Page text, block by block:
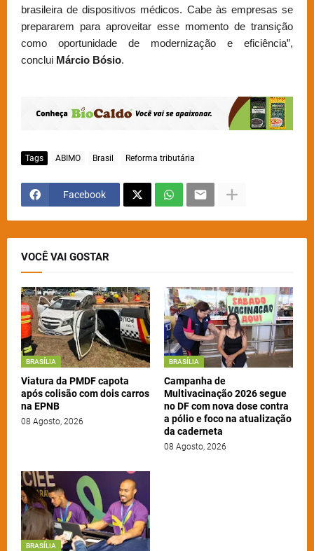
brasileira de dispositivos médicos. Cabe às empresas se
prepararem para aproveitar esse momento de transição
como oportunidade de modernização e eficiência”,
conclui Márcio Bósio.
Tags ABIMO Brasil Reforma tributária
Facebook
VOCÊ VAI GOSTAR
BRASÍLIA
Viatura da PMDF capota
após colisão com dois carros
na EPNB
08 Agosto, 2026
BRASÍLIA
Campanha de
Multivacinação 2026 segue
no DF com nova dose contra
a pólio e foco na atualização
da caderneta
08 Agosto, 2026
BRASÍLIA